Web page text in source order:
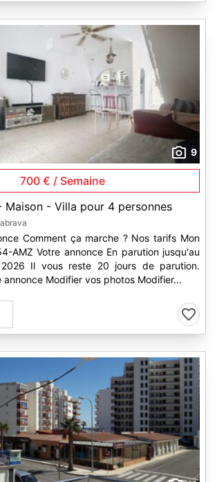
9
700 € / Semaine
Maison - Villa pour 4 personnes
tarifs Mon
de parution.
Renouveler votre annonce Modifier vos photos Modifier...